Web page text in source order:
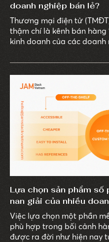
doanh nghiệp bán lẻ?
Thương mại điện tử
thậm chí là kênh bán
kinh doanh của các
cơ hội cho thương hiệu,
dễ dàng gia nhập thị
việc quá lệ thuộc vào việc
bán hàng duy nhất như
nhiều khó khăn.
Lựa chọn sản phẩm số
nan giải của nhiều
Việc lựa chọn một phần
phù hợp trong bối cảnh
được ra đời như hiện nay